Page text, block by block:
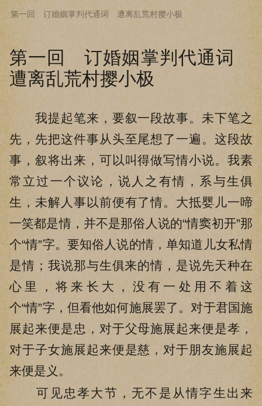
下拉阅读上一章
第一回 订婚姻掌判代通词
遭离乱荒村撄小极
我提起笔来，要叙一段故事。未下笔之
先，先把这件事从头至尾想了一遍。这段故
事，叙将出来，可以叫得做写情小说。我素
常立过一个议论，说人之有情，系与生俱
生，未解人事以前便有了情。大抵婴儿一啼
一笑都是情，并不是那俗人说的“情窦初开”那
个“情”字。要知俗人说的情，单知道儿女私情
是情；我说那与生俱来的情，是说先天种在
心里，将来长大，没有一处用不着这
个“情”字，但看他如何施展罢了。对于君国施
展起来便是忠，对于父母施展起来便是孝，
对于子女施展起来便是慈，对于朋友施展起
来便是义。
可见忠孝大节，无不是从情字生出来
第一回 订婚姻掌判代通词 遭离乱荒村撄小极